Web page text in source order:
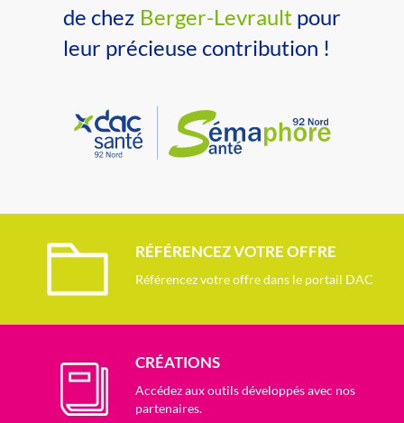
de chez Berger-Levraultpour
leur précieuse contribution !
RÉFÉRENCEZ VOTRE OFFRE
Référencez votre offre dans le portail DAC
CRÉATIONS
Accédez aux outils développés avec nos
partenaires.